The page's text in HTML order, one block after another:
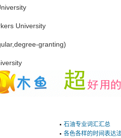
University
granting)
石油专业词汇汇总
各色各样的时间表达